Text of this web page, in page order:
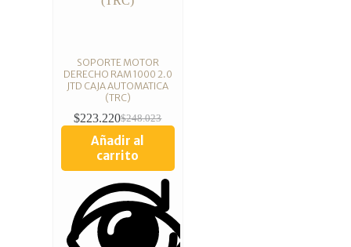
SOPORTE MOTOR
DERECHO RAM 1000 2.0
JTD CAJA AUTOMATICA
(TRC)
$248.023
$223.220
Añadir al
carrito